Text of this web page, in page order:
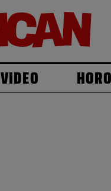
VIDEO